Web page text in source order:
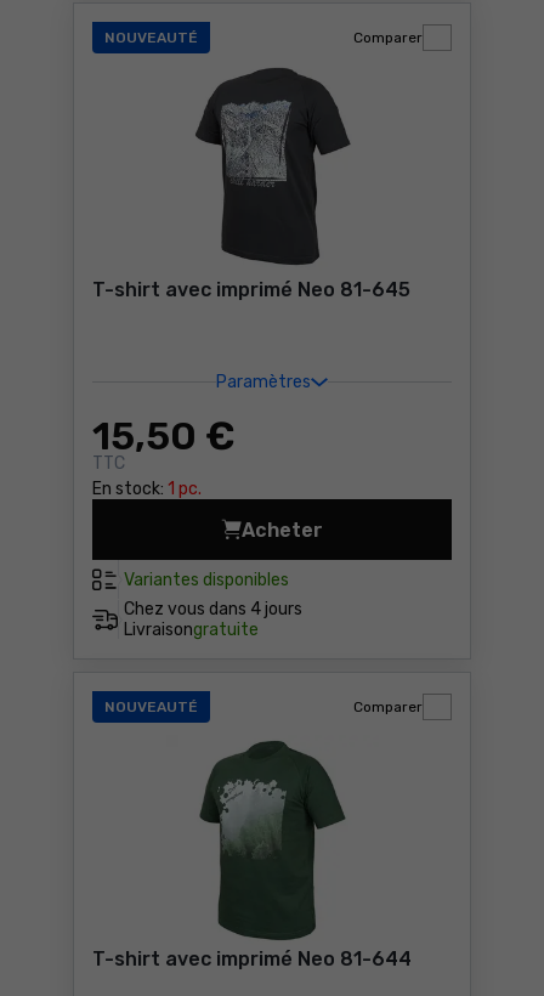
NOUVEAUTÉ
T-shirt avec imprimé Neo 81-645
Paramètres
15,50 €
TTC
En stock: 1 pc.
Comparer
Variantes disponibles
Chez vous dans 4 jours
Livraisongratuite
Acheter
T-shirt avec imprimé Neo
NOUVEAUTÉ
T-shirt avec imprimé Neo 81-644
Comparer